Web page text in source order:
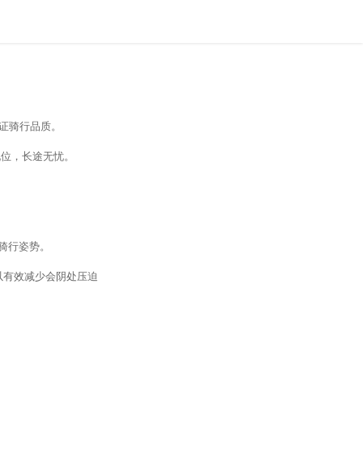
行品质。
，长途无忧。
姿势。
效减少会阴处压迫